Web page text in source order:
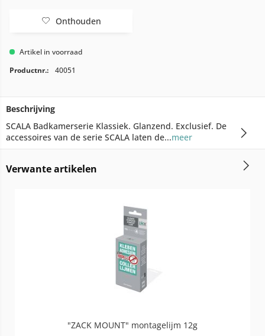
Onthouden
Artikel in voorraad
Productnr.:
40051
Beschrijving
SCALA Badkamerserie Klassiek. Glanzend. Exclusief. De
accessoires van de serie SCALA laten de...meer
Verwante artikelen
"ZACK MOUNT" montagelijm 12g